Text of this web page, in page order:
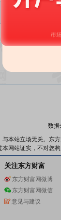
数据
本站立场无关。东
网站证实，不对您
关注东方财富
东方财富网微博
东方财富网微信
意见与建议